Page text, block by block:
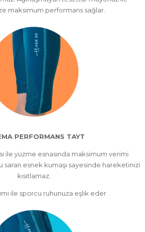
maksimum performans sağlar.
PERFORMANS TAYT
ile yüzme esnasında maksimum verimi
saran esnek kumaşı sayesinde hareketinizi
kısıtlamaz.
ile sporcu ruhunuza eşlik eder.